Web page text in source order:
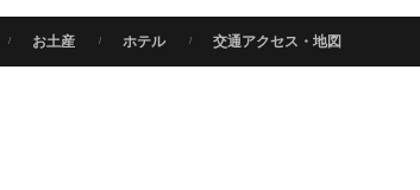
お土産 ホテル 交通アクセス・地図